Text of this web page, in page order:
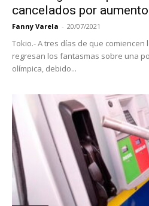
cancelados por aumento
Fanny Varela - 20/07/2021
Tokio.- A tres días de que comiencen
regresan los fantasmas sobre una
olímpica, debido...